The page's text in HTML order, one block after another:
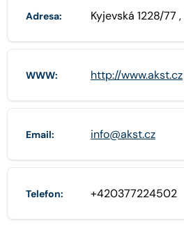
Adresa: Kyjevská 1228/77
WWW: http://www.akst.cz
Email: info@akst.cz
Telefon: +420377224502